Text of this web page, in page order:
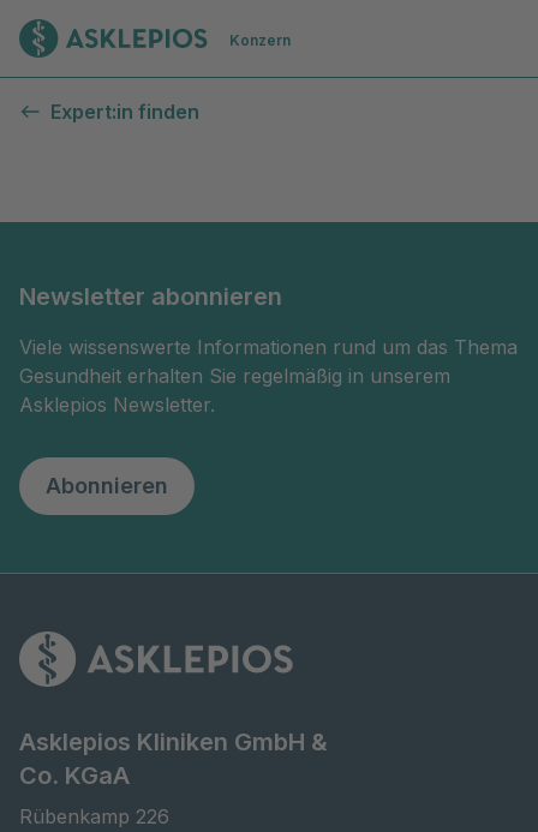
Zur Startseite
Konzern
Expert:in finden
Newsletter abonnieren
Viele wissenswerte Informationen rund um das Thema
Gesundheit erhalten Sie regelmäßig in unserem
Asklepios Newsletter.
Abonnieren
Asklepios Kliniken GmbH &
Co. KGaA
Rübenkamp 226